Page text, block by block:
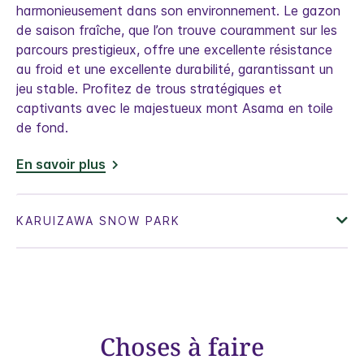
harmonieusement dans son environnement. Le gazon
de saison fraîche, que l’on trouve couramment sur les
parcours prestigieux, offre une excellente résistance
au froid et une excellente durabilité, garantissant un
jeu stable. Profitez de trous stratégiques et
captivants avec le majestueux mont Asama en toile
de fond.
En savoir plus
Choses à faire